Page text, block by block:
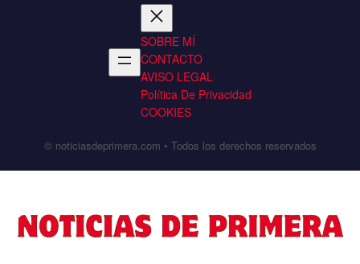
SOBRE MÍ
CONTACTO
AVISO LEGAL
Política De Privacidad
COOKIES
© noticiasdeprimera.com • Todos los derechos reservados